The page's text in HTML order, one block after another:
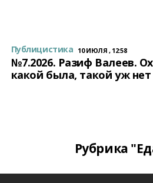
Публицистика 10 ИЮЛЯ , 12:58
№7.2026. Разиф Валеев.
какой была, такой уж нет
Рубрика